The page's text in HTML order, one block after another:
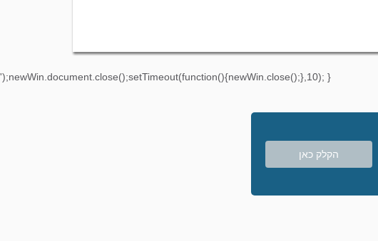
');newWin.document.close();setTimeout(function(){newWin.close();},10); }
הקלק כאן